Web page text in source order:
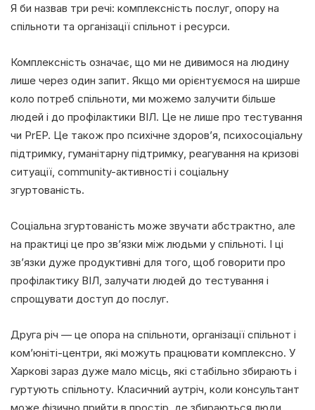
Я би назвав три речі: комплексність послуг, опору на
спільноти та організації спільнот і ресурси.
Комплексність означає, що ми не дивимося на людину
лише через один запит. Якщо ми орієнтуємося на ширше
коло потреб спільноти, ми можемо залучити більше
людей і до профілактики ВІЛ. Це не лише про тестування
чи PrEP. Це також про психічне здоров’я, психосоціальну
підтримку, гуманітарну підтримку, реагування на кризові
ситуації, community-активності і соціальну
згуртованість.
Соціальна згуртованість може звучати абстрактно, але
на практиці це про зв’язки між людьми у спільноті. І ці
зв’язки дуже продуктивні для того, щоб говорити про
профілактику ВІЛ, залучати людей до тестування і
спрощувати доступ до послуг.
Друга річ — це опора на спільноти, організації спільнот і
ком’юніті-центри, які можуть працювати комплексно. У
Харкові зараз дуже мало місць, які стабільно збирають і
гуртують спільноту. Класичний аутріч, коли консультант
може фізично прийти в простір, де збираються люди,